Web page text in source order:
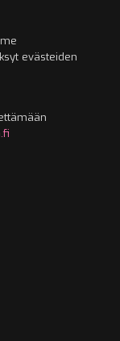
evästeiden